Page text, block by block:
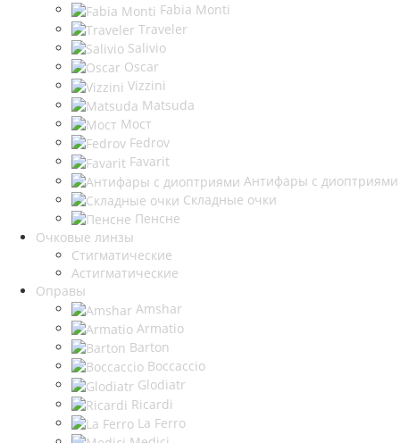
Fabia Monti
Traveler
Salivio
Oscar
Vizzini
Matsuda
Мост
Fedrov
Favarit
Антифары с диоптриями
Складные очки
Пенсне
Очковые линзы
Стигматические
Астигматические
Оправы
Amshar
Armatio
Barton
Boccaccio
Glodiatr
Ricardi
La Ferro